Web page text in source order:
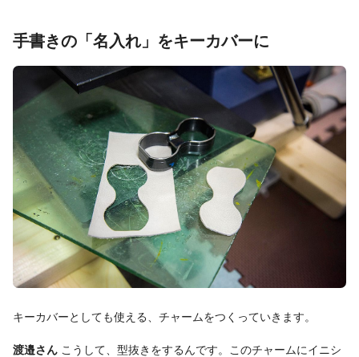
手書きの「名入れ」をキーカバーに
キーカバーとしても使える、チャームをつくっていきます。
渡邉さん こうして、型抜きをするんです。このチャームにイニシ